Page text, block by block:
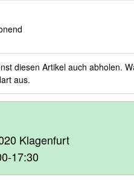
diesen Artikel auch abholen.
aus.
Klagenfurt
17:30